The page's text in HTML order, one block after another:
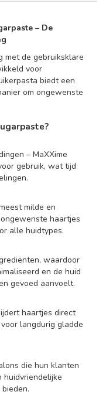
– De
met de gebruiksklare
voor
biedt een
om ongewenste
– MaXXime
gebruik, wat tijd
milde en
haartjes
alle huidtypes.
waardoor
en de huid
gevoed aanvoelt.
haartjes direct
langdurig gladde
die hun klanten
huidvriendelijke